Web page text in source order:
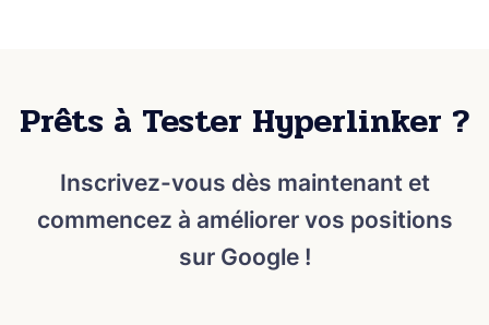
Prêts à Tester Hyperlinker ?
Inscrivez-vous dès maintenant et
commencez à améliorer vos positions
sur Google !